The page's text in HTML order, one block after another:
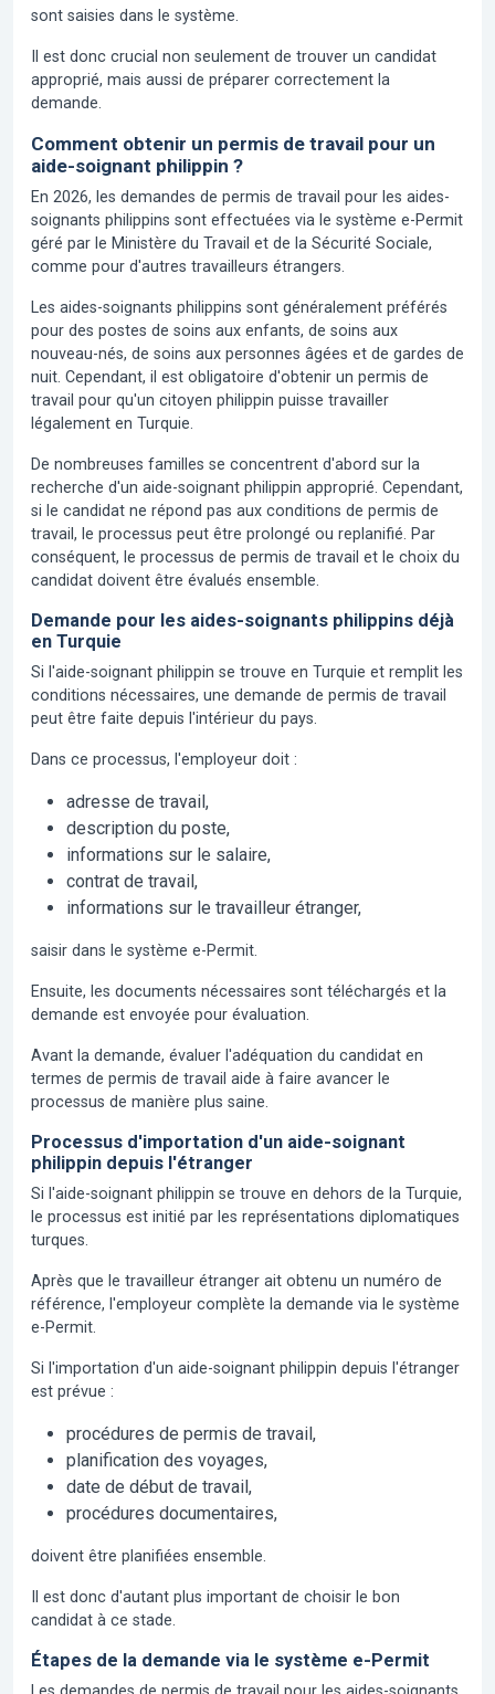
sont saisies dans le système.
Il est donc crucial non seulement de trouver un candidat
approprié, mais aussi de préparer correctement la
demande.
Comment obtenir un permis de travail pour un
aide-soignant philippin ?
En 2026, les demandes de permis de travail pour les aides-
soignants philippins sont effectuées via le système e-Permit
géré par le Ministère du Travail et de la Sécurité Sociale,
comme pour d'autres travailleurs étrangers.
Les aides-soignants philippins sont généralement préférés
pour des postes de soins aux enfants, de soins aux
nouveau-nés, de soins aux personnes âgées et de gardes de
nuit. Cependant, il est obligatoire d'obtenir un permis de
travail pour qu'un citoyen philippin puisse travailler
légalement en Turquie.
De nombreuses familles se concentrent d'abord sur la
recherche d'un aide-soignant philippin approprié. Cependant,
si le candidat ne répond pas aux conditions de permis de
travail, le processus peut être prolongé ou replanifié. Par
conséquent, le processus de permis de travail et le choix du
candidat doivent être évalués ensemble.
Demande pour les aides-soignants philippins déjà
en Turquie
Si l'aide-soignant philippin se trouve en Turquie et remplit les
conditions nécessaires, une demande de permis de travail
peut être faite depuis l'intérieur du pays.
Dans ce processus, l'employeur doit :
adresse de travail,
description du poste,
informations sur le salaire,
contrat de travail,
informations sur le travailleur étranger,
saisir dans le système e-Permit.
Ensuite, les documents nécessaires sont téléchargés et la
demande est envoyée pour évaluation.
Avant la demande, évaluer l'adéquation du candidat en
termes de permis de travail aide à faire avancer le
processus de manière plus saine.
Processus d'importation d'un aide-soignant
philippin depuis l'étranger
Si l'aide-soignant philippin se trouve en dehors de la Turquie,
le processus est initié par les représentations diplomatiques
turques.
Après que le travailleur étranger ait obtenu un numéro de
référence, l'employeur complète la demande via le système
e-Permit.
Si l'importation d'un aide-soignant philippin depuis l'étranger
est prévue :
procédures de permis de travail,
planification des voyages,
date de début de travail,
procédures documentaires,
doivent être planifiées ensemble.
Il est donc d'autant plus important de choisir le bon
candidat à ce stade.
Étapes de la demande via le système e-Permit